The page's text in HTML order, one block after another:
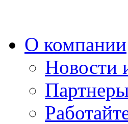
О компании
Новости